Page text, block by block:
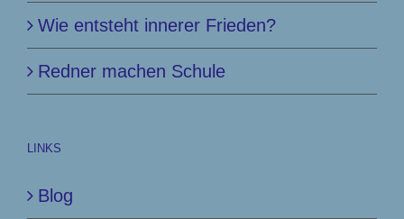
Wie entsteht innerer Frieden?
Redner machen Schule
LINKS
Blog